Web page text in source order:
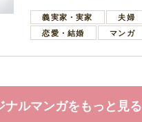
葉で励ます夫
義実家・実家
夫婦
恋愛・結婚
マンガ
ナルマンガをもっと見る